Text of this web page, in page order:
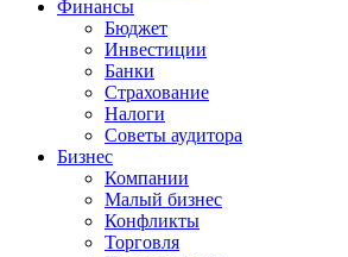
Финансы
Бюджет
Инвестиции
Банки
Страхование
Налоги
Советы аудитора
Бизнес
Компании
Малый бизнес
Конфликты
Торговля